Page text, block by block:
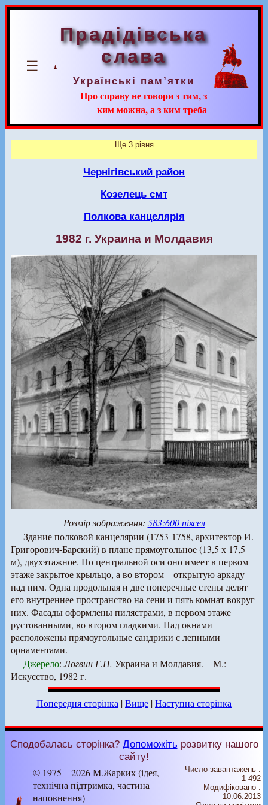
☰
Прадідівська
слава
Українські пам’ятки
Про справу не говори з тим, з
ким можна, а з ким треба
Ще 3 рівня
Чернігівський район
Козелець смт
Полкова канцелярія
1982 г. Украина и Молдавия
Розмір зображення: 583:600 піксел
Здание полковой канцелярии (1753-1758, архитектор И.
Григорович-Барский) в плане прямоугольное (13,5 х 17,5
м), двухэтажное. По центральной оси оно имеет в первом
этаже закрытое крыльцо, а во втором – открытую аркаду
над ним. Одна продольная и две поперечные стены делят
его внутреннее пространство на сени и пять комнат вокруг
них. Фасады оформлены пилястрами, в первом этаже
рустованными, во втором гладкими. Над окнами
расположены прямоугольные сандрики с лепными
орнаментами.
Джерело:Логвин Г.Н. Украина и Молдавия. – М.:
Искусство, 1982 г.
Попередня сторінка |Вище |Наступна сторінка
Сподобалась сторінка? Допоможіть розвитку нашого
сайту!
© 1975 – 2026 М.Жарких (ідея,
технічна підтримка, частина
наповнення)
Число завантажень :
1 492
Модифіковано :
10.06.2013